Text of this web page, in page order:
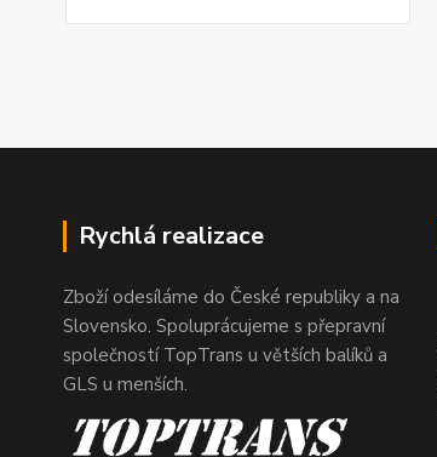
Rychlá realizace
Zboží odesíláme do České republiky a na
Slovensko. Spoluprácujeme s přepravní
společností TopTrans u větších balíků a
GLS u menších.